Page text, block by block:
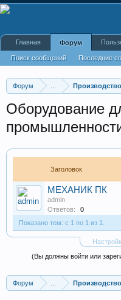
Форум
Оборудование
Заголовок
МЕХАНИК ПК
admin
Ответов:
0
Показано тем: с 1 по 1 из 1.
(Вы должны войти или
Форум
Главная Форум
Поиск сообщений Последние